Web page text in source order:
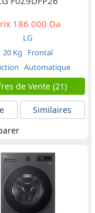
186 000 Da
LG
20 Kg
Frontal
Automatique
de Vente (21)
Similaires